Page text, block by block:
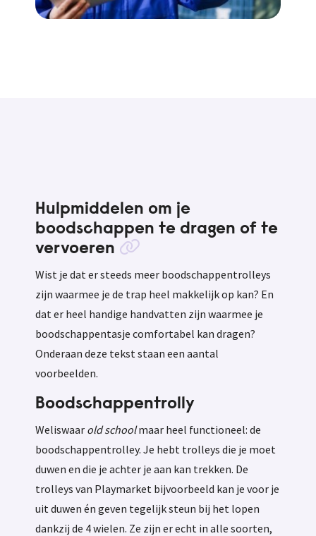
Hulpmiddelen om je
boodschappen te dragen of te
vervoeren
Wist je dat er steeds meer boodschappentrolleys
zijn waarmee je de trap heel makkelijk op kan? En
dat er heel handige handvatten zijn waarmee je
boodschappentasje comfortabel kan dragen?
Onderaan deze tekst staan een aantal
voorbeelden.
Boodschappentrolly
Weliswaar old schoolmaar heel functioneel: de
boodschappentrolley. Je hebt trolleys die je moet
duwen en die je achter je aan kan trekken. De
trolleys van Playmarket bijvoorbeeld kan je voor je
uit duwen én geven tegelijk steun bij het lopen
dankzij de 4 wielen. Ze zijn er echt in alle soorten,